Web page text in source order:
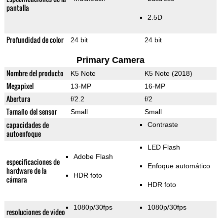
pantalla
2.5D
Profundidad de color 24 bit 24 bit
Primary Camera
Nombre del producto K5 Note K5 Note (2018)
Megapixel 13-MP 16-MP
Abertura f/2.2 f/2
Tamaño del sensor Small Small
capacidades de
autoenfoque
Contraste
especificaciones de
hardware de la
cámara
Adobe Flash
HDR foto
LED Flash
Enfoque automático
HDR foto
resoluciones de video 1080p/30fps 1080p/30fps